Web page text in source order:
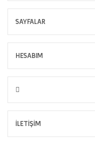
SAYFALAR
HESABIM
İLETİŞİM